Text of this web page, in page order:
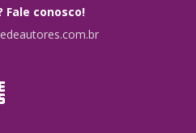
Fale conosco!